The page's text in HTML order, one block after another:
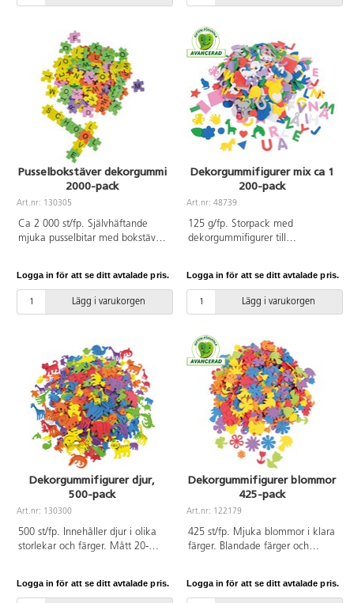
Pusselbokstäver dekorgummi
2000-pack
Art.nr: 130305
Ca 2 000 st/fp. Självhäftande
mjuka pusselbitar med bokstäver
bra om man vill göra
namnskyltar. A-Z. Mått: 2x2 cm.
Logga in för att se ditt avtalade pris.
Lägg i varukorgen
Dekorgummifigurer mix ca 1
200-pack
Art.nr: 48739
125 g/fp. Storpack med
dekorgummifigurer till
material som är enkelt att arbeta
med och som ger fina resultat.
Ca 1 200 st i förpackningen.
Logga in för att se ditt avtalade pris.
Lägg i varukorgen
Dekorgummifigurer djur,
500-pack
Art.nr: 130300
500 st/fp. Innehåller djur i olika
storlekar och färger. Mått 20-
Logga in för att se ditt avtalade pris.
Dekorgummifigurer blommor
425-pack
Art.nr: 122179
425 st/fp. Mjuka blommor i klara
färger. Blandade färger och
Logga in för att se ditt avtalade pris.